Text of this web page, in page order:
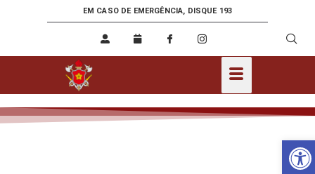
EM CASO DE EMERGÊNCIA, DISQUE 193